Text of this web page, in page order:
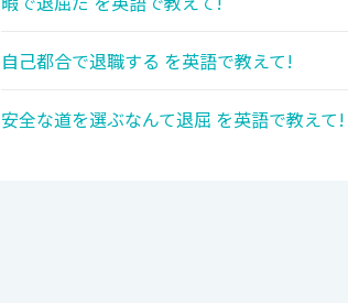
自己都合で退職する を英語で教えて!
安全な道を選ぶなんて退屈 を英語で教えて!